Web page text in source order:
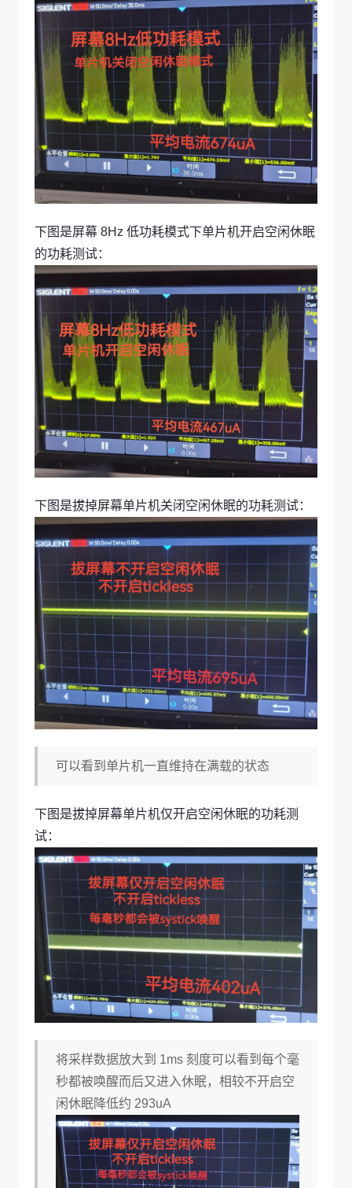
下图是屏幕 8Hz 低功耗模式下单片机开启空闲休眠
的功耗测试：
下图是拔掉屏幕单片机关闭空闲休眠的功耗测试：
可以看到单片机一直维持在满载的状态
下图是拔掉屏幕单片机仅开启空闲休眠的功耗测
试：
将采样数据放大到 1ms 刻度可以看到每个毫
秒都被唤醒而后又进入休眠，相较不开启空
闲休眠降低约 293uA